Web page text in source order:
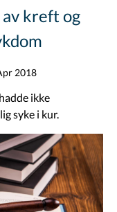
kreft og
2018
ikke
syke i kur.